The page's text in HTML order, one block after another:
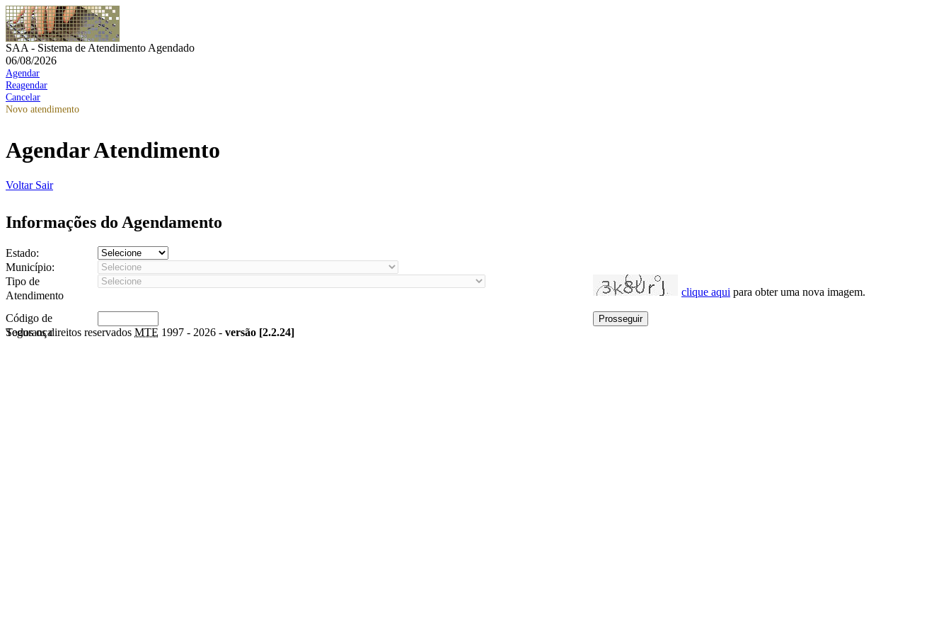
SAA - Sistema de Atendimento Agendado
06/08/2026
Agendar
Reagendar
Cancelar
Novo atendimento
Agendar Atendimento
Voltar Sair
Informações do Agendamento
Estado:
Município:
Tipo de
Atendimento
clique aqui para obter uma nova imagem.
Código de
Segurança
Todos os direitos reservados MTE 1997 - 2026 - versão [2.2.24]